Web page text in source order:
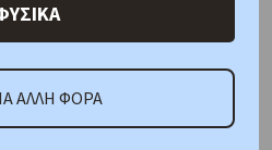
ΑΛΛΗ ΦΟΡΑ